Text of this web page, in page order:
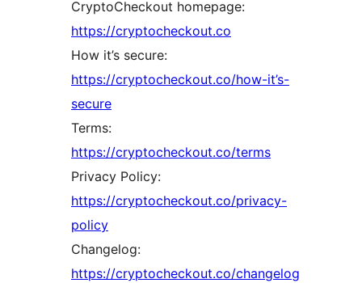
CryptoCheckout homepage:
https://cryptocheckout.co
How it’s secure:
https://cryptocheckout.co/how-it’s-
secure
Terms:
https://cryptocheckout.co/terms
Privacy Policy:
https://cryptocheckout.co/privacy-
policy
Changelog:
https://cryptocheckout.co/changelog